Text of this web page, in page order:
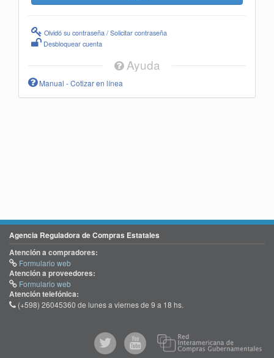
Olvidó su contraseña / Solicitar contraseña
Desbloquear cuenta
Ayuda
Manual - Cotizar en línea
Agencia Reguladora de Compras Estatales
Atención a compradores:
Formulario web
Atención a proveedores:
Formulario web
Atención telefónica:
(+598) 26045360 de lunes a viernes de 9 a 18 hs.
@comprasgubuy
ACCE